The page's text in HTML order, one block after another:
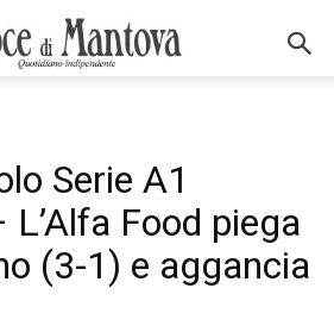
Serie A1
Food piega
(3-1) e aggancia